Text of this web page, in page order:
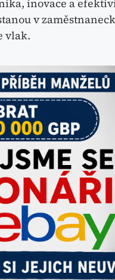
inovace a
v
vlak.